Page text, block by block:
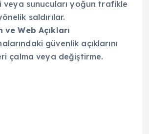
veya sunucuları yoğun trafikle
saldırılar.
Web Açıkları
güvenlik açıklarını
çalma veya değiştirme.